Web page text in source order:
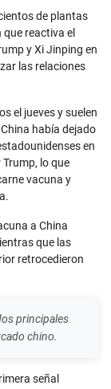
de plantas
reactiva el
y Xi Jinping en
las relaciones
el jueves y suelen
había dejado
en
lo que
vacuna y
a China
que las
retrocedieron
principales
chino.
señal